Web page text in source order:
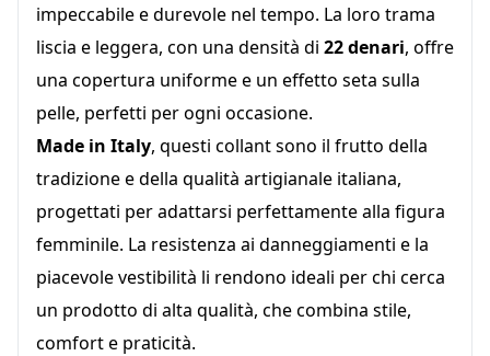
impeccabile e durevole nel tempo. La loro trama
liscia e leggera, con una densità di 22 denari, offre
una copertura uniforme e un effetto seta sulla
pelle, perfetti per ogni occasione.
Made in Italy, questi collant sono il frutto della
tradizione e della qualità artigianale italiana,
progettati per adattarsi perfettamente alla figura
femminile. La resistenza ai danneggiamenti e la
piacevole vestibilità li rendono ideali per chi cerca
un prodotto di alta qualità, che combina stile,
comfort e praticità.